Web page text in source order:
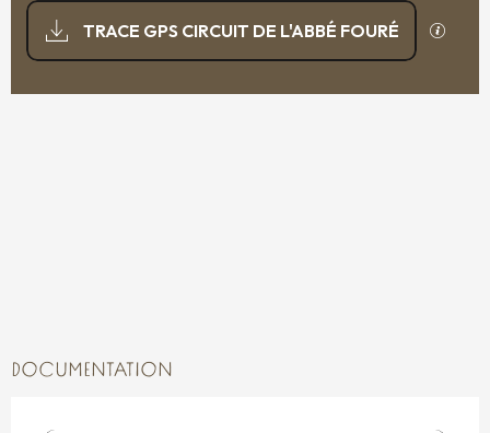
DOCUMENTATION
TRACE GPS CIRCUIT DE L'ABBÉ FOURÉ GPX /
DOCUMENTATION